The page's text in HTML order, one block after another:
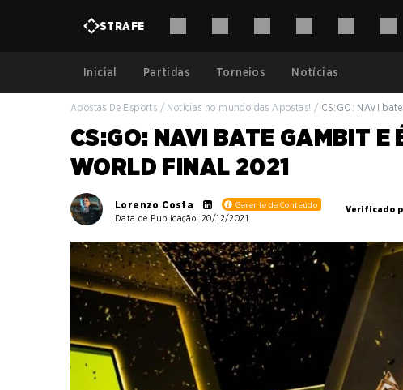
STRAFE
Inicial Partidas Torneios Notícias
Apostas De Esports / Notícias no mundo das Apostas! / CS:GO: NAVI
CS:GO: NAVI BATE GAMBIT E
WORLD FINAL 2021
Lorenzo Costa Gerente de Conteúdo
Data de Publicação: 20/12/2021
Verificado